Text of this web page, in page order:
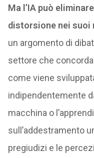
Ma l’IA può
distorsione nei suoi
un argomento di
settore che
come viene
indipendentemente
macchina o
sull’addestramento
pregiudizi e le